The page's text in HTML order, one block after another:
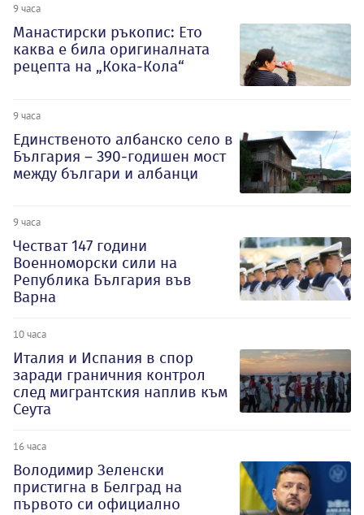
9 часа
Манастирски ръкопис: Ето
каква е била оригиналната
рецепта на „Кока-Кола“
9 часа
Единственото албанско село в
България – 390-годишен мост
между българи и албанци
9 часа
Честват 147 години
Военноморски сили на
Република България във
Варна
10 часа
Италия и Испания в спор
заради граничния контрол
след мигрантския наплив към
Сеута
16 часа
Володимир Зеленски
пристигна в Белград на
първото си официално